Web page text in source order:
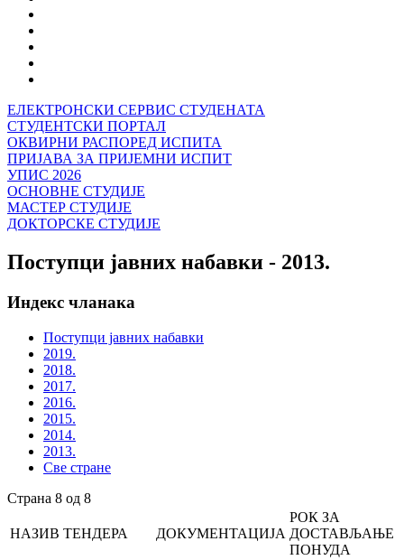
ЕЛЕКТРОНСКИ СЕРВИС СТУДЕНАТА
СТУДЕНТСКИ ПОРТАЛ
ОКВИРНИ РАСПОРЕД ИСПИТА
ПРИЈАВА ЗА ПРИЈЕМНИ ИСПИТ
УПИС 2026
ОСНОВНЕ СТУДИЈЕ
МАСТЕР СТУДИЈЕ
ДОКТОРСКЕ СТУДИЈЕ
Поступци јавних набавки - 2013.
Индекс чланака
Поступци јавних набавки
2019.
2018.
2017.
2016.
2015.
2014.
2013.
Све стране
Страна 8 од 8
НАЗИВ ТЕНДЕРА ДОКУМЕНТАЦИЈА
РОК ЗА
ДОСТАВЉАЊЕ
ПОНУДА